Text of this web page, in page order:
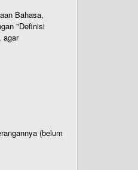
Bahasa,
"Definisi
agar
(belum